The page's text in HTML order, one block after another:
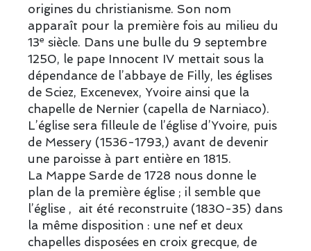
origines du christianisme. Son nom
apparaît pour la première fois au milieu du
13e siècle. Dans une bulle du 9 septembre
1250, le pape Innocent IV mettait sous la
dépendance de l’abbaye de Filly, les églises
de Sciez, Excenevex, Yvoire ainsi que la
chapelle de Nernier (capella de Narniaco).
L’église sera filleule de l’église d’Yvoire, puis
de Messery (1536-1793,) avant de devenir
une paroisse à part entière en 1815.
La Mappe Sarde de 1728 nous donne le
plan de la première église ; il semble que
l’église , ait été reconstruite (1830-35) dans
la même disposition : une nef et deux
chapelles disposées en croix grecque, de